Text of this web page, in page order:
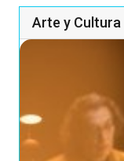
Arte y Cultura